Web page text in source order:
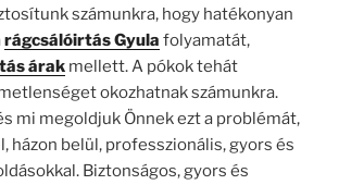
számunkra, hogy hatékonyan
rágcsálóirtás Gyula folyamatát,
árak mellett. A pókok tehát
okozhatnak számunkra.
mi megoldjuk Önnek ezt a problémát,
házon belül, professzionális, gyors és
Biztonságos, gyors és